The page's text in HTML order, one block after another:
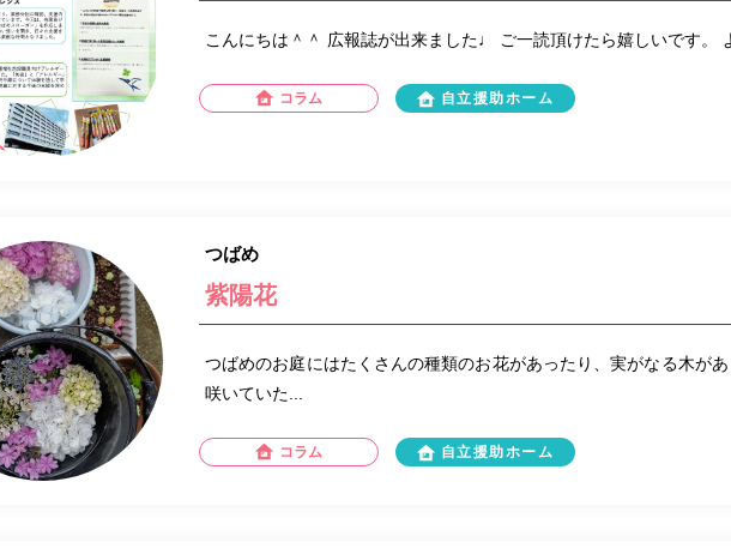
こんにちは＾＾ 広報誌が出来ました♩ ご一読頂けたら嬉しいです。
コラム 自立援助ホーム
つばめ
紫陽花
つばめのお庭にはたくさんの種類のお花があったり、実がなる木が
咲いていた...
コラム 自立援助ホーム